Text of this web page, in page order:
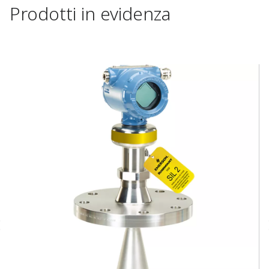
Prodotti in evidenza